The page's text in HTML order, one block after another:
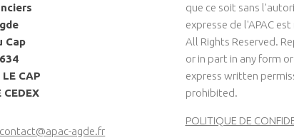
Cap
CAP
CEDEX
contact@apac-agde.fr
que ce soit sans
expresse de l'APAC
All Rights Reserved.
or in part in any form
express written
prohibited.
POLITIQUE DE